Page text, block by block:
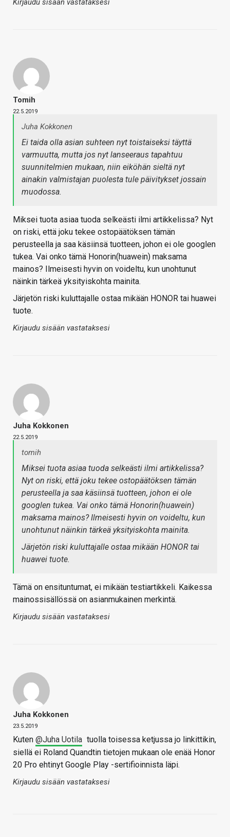
Kirjaudu sisään vastataksesi
Tomih
22.5.2019
Juha Kokkonen
Ei taida olla asian suhteen nyt toistaiseksi täyttä
varmuutta, mutta jos nyt lanseeraus tapahtuu
suunnitelmien mukaan, niin eiköhän sieltä nyt
ainakin valmistajan puolesta tule päivitykset jossain
muodossa.
Miksei tuota asiaa tuoda selkeästi ilmi artikkelissa? Nyt
on riski, että joku tekee ostopäätöksen tämän
perusteella ja saa käsiinsä tuotteen, johon ei ole googlen
tukea. Vai onko tämä Honorin(huawein) maksama
mainos? Ilmeisesti hyvin on voideltu, kun unohtunut
näinkin tärkeä yksityiskohta mainita.
Järjetön riski kuluttajalle ostaa mikään HONOR tai huawei
tuote.
Kirjaudu sisään vastataksesi
Juha Kokkonen
22.5.2019
tomih
Miksei tuota asiaa tuoda selkeästi ilmi artikkelissa?
Nyt on riski, että joku tekee ostopäätöksen tämän
perusteella ja saa käsiinsä tuotteen, johon ei ole
googlen tukea. Vai onko tämä Honorin(huawein)
maksama mainos? Ilmeisesti hyvin on voideltu, kun
unohtunut näinkin tärkeä yksityiskohta mainita.
Järjetön riski kuluttajalle ostaa mikään HONOR tai
huawei tuote.
Tämä on ensituntumat, ei mikään testiartikkeli. Kaikessa
mainossisällössä on asianmukainen merkintä.
Kirjaudu sisään vastataksesi
Juha Kokkonen
23.5.2019
Kuten @Juha Uotila tuolla toisessa ketjussa jo linkittikin,
siellä ei Roland Quandtin tietojen mukaan ole enää Honor
20 Pro ehtinyt Google Play -sertifioinnista läpi.
Kirjaudu sisään vastataksesi